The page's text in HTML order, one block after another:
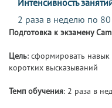
2 раза в неделю по
Подготовка к экзамену
Цель: сформировать
коротких высказываний
Темп обучения: 2 раза в